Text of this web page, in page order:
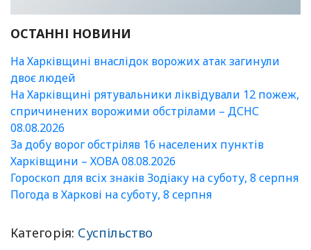
ОСТАННІ НОВИНИ
На Харківщині внаслідок ворожих атак загинули
двоє людей
На Харківщині рятувальники ліквідували 12 пожеж,
спричинених ворожими обстрілами – ДСНС
08.08.2026
За добу ворог обстріляв 16 населених пунктів
Харківщини – ХОВА 08.08.2026
Гороскоп для всіх знаків Зодіаку на суботу, 8 серпня
Погода в Харкові на суботу, 8 серпня
Категорія: Суспільство